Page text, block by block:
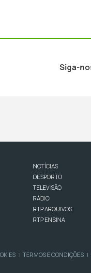
Siga-
NOTÍCIAS
DESPORTO
TELEVISÃO
RÁDIO
RTP ARQUIVOS
RTP ENSINA
| TERMOS E CONDIÇÕES |